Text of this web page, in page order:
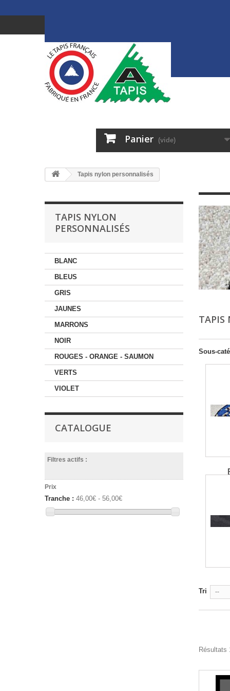
Panier (vide)
Tapis nylon personnalisés
TAPIS NYLON
PERSONNALISÉS
BLANC
BLEUS
GRIS
JAUNES
MARRONS
NOIR
ROUGES - ORANGE - SAUMON
VERTS
VIOLET
CATALOGUE
Filtres actifs :
Prix
Tranche : 46,00€ - 56,00€
TAPIS
Sous-
Tri --
Résultats